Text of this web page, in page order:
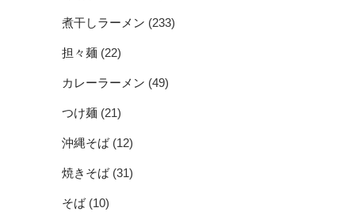
煮干しラーメン (233)
担々麺 (22)
カレーラーメン (49)
つけ麺 (21)
沖縄そば(12)
焼きそば(31)
そば(10)